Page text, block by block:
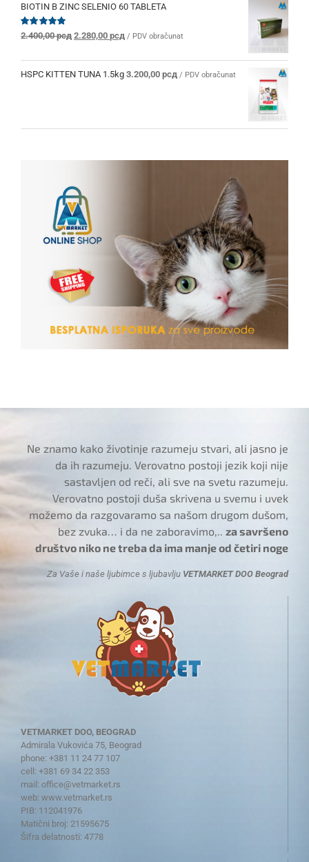
BIOTIN B ZINC SELENIO 60 TABLETA
Ocenjeno
od 5
2.400,00рсд Originalna
je
bila:
2.280,00 рсд Trenutna
je:
2.280,00 рсд.
/ PDV obračunat
HSPC KITTEN TUNA 1.5kg 3.200,00 рсд / PDV obračunat
Ne znamo kako životinje razumeju stvari, ali jasno je
da ih razumeju. Verovatno postoji jezik koji nije
sastavljen od reči, ali sve na svetu razumeju.
Verovatno postoji duša skrivena u svemu i uvek
možemo da razgovaramo sa našom drugom dušom,
bez zvuka… i da ne zaboravimo,..za savršeno
društvo niko ne treba da ima manje od četiri noge
Za Vaše i naše ljubimce s ljubavlju VETMARKET DOO Beograd
VETMARKET DOO, BEOGRAD
Admirala Vukovića 75, Beograd
phone: +381 11 24 77 107
cell: +381 69 34 22 353
mail: office@vetmarket.rs
web: www.vetmarket.rs
PIB: 112041976
Matični broj: 21595675
Šifra delatnosti: 4778